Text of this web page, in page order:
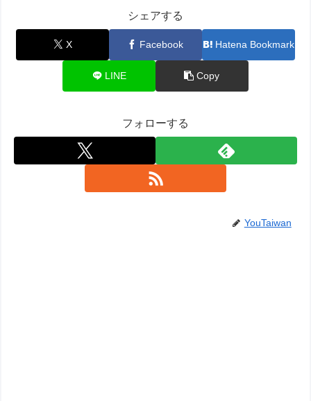
シェアする
X Facebook Hatena Bookmark
LINE Copy
フォローする
YouTaiwan